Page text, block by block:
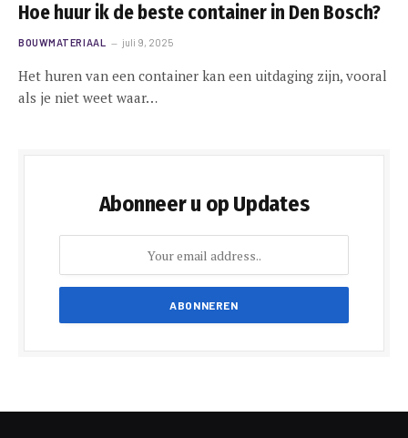
Hoe huur ik de beste container in Den Bosch?
BOUWMATERIAAL juli 9, 2025
Het huren van een container kan een uitdaging zijn, vooral
als je niet weet waar…
Abonneer u op Updates